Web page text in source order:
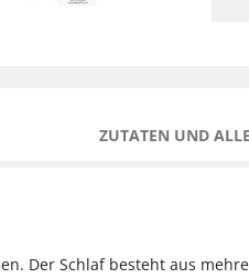
ZUTATEN UND
Der Schlaf besteht aus